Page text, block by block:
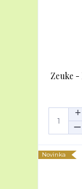
Zeuke -
Novinka